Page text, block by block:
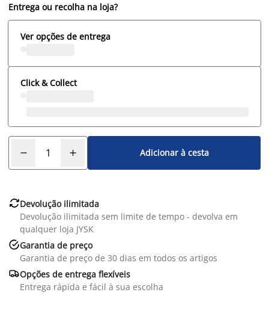
Entrega ou recolha na loja?
Ver opções de entrega
Click & Collect
Adicionar à cesta
Devolução ilimitada
Devolução ilimitada sem limite de tempo - devolva em
qualquer loja JYSK
Garantia de preço
Garantia de preço de 30 dias em todos os artigos
Opções de entrega flexíveis
Entrega rápida e fácil à sua escolha